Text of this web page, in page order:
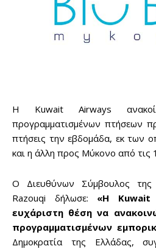
Η Kuwait Airways
προγραμματισμένων πτήσεων
πτήσεις την εβδομάδα, εκ των
και η άλλη προς Μύκονο από τις
Ο Διευθύνων Σύμβουλος
Razouqi δήλωσε: «Η Kuwait
ευχάριστη θέση να
προγραμματισμένων
Δημοκρατία της Ελλάδας,